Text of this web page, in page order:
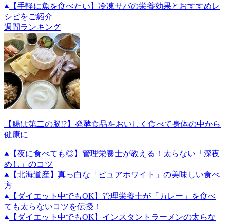
【手軽に魚を食べたい】冷凍サバの栄養効果とおすすめレ
シピをご紹介
週間ランキング
【腸は第二の脳!?】発酵食品をおいしく食べて身体の中から
健康に
【夜に食べても◎】管理栄養士が教える！太らない「深夜
めし」のコツ
【北海道産】真っ白な「ピュアホワイト」の美味しい食べ
方
【ダイエット中でもOK】管理栄養士が「カレー」を食べ
ても太らないコツを伝授！
【ダイエット中でもOK】インスタントラーメンの太らな